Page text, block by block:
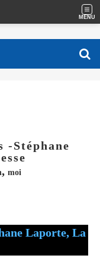
MENU
-Stéphane
, moi